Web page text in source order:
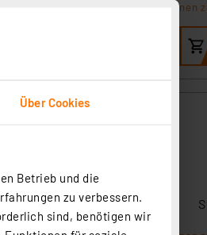
Über Cookies
Betrieb und die
zu verbessern.
sind, benötigen wir
Informationen